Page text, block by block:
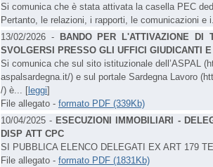
Si comunica che è stata attivata la casella PEC
Pertanto, le relazioni, i rapporti, le comunicazioni e
13/02/2026 -
BANDO PER L'ATTIVAZIONE DI
SVOLGERSI PRESSO GLI UFFICI GIUDICANTI
Si comunica che sul sito istituzionale dell’ASPAL
aspalsardegna.it/) e sul portale Sardegna Lavoro
/) è... [leggi]
File allegato - formato PDF (339Kb)
10/04/2025 - ESECUZIONI IMMOBILIARI -
DISP ATT CPC
SI PUBBLICA ELENCO DELEGATI EX ART 179
File allegato - formato PDF (1831Kb)